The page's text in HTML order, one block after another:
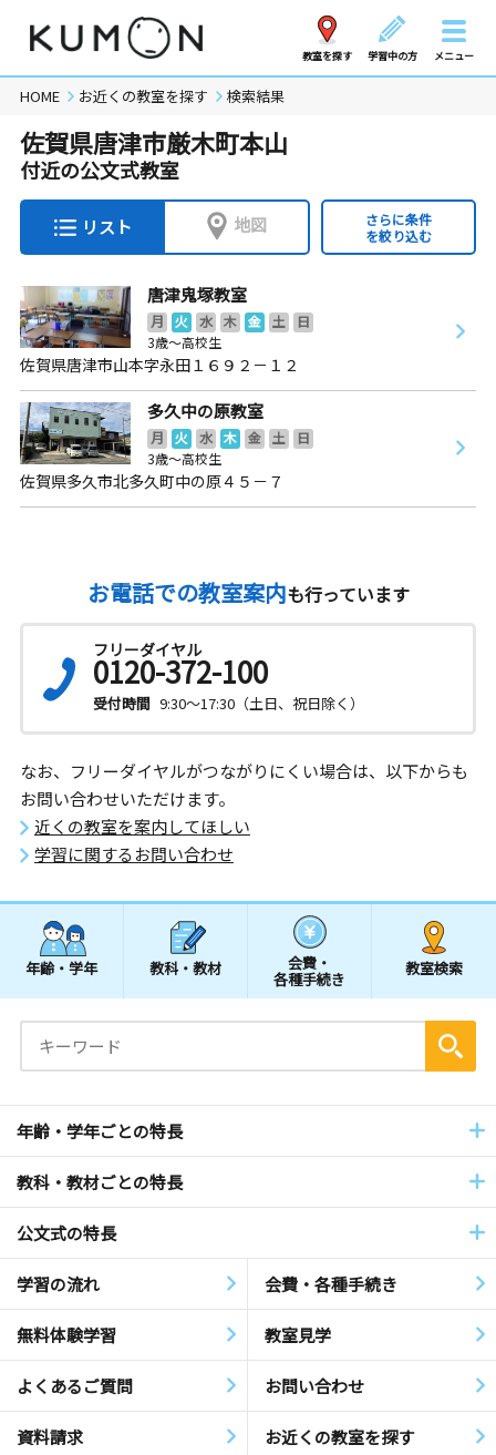
教室を探す 学習中の方 メニュー
HOME お近くの教室を探す 検索結果
佐賀県唐津市厳木町本山
付近の公文式教室
リスト 地図
さらに条件
を絞り込む
唐津鬼塚教室
月 火 水 木 金 土
日
3歳～高校生
佐賀県唐津市山本字永田１６９２－１２
多久中の原教室
月 火 水 木 金 土
日
3歳～高校生
佐賀県多久市北多久町中の原４５－７
お電話での教室案内も行っています
フリーダイヤル
0120-372-100
受付時間 9:30～17:30（土日、祝日除く）
なお、フリーダイヤルがつながりにくい場合は、以下からも
お問い合わせいただけます。
近くの教室を案内してほしい
学習に関するお問い合わせ
年齢・学年 教科・教材 会費・
各種手続き
教室検索
年齢・学年ごとの特長
教科・教材ごとの特長
公文式の特長
学習の流れ 会費・各種手続き
無料体験学習 教室見学
よくあるご質問 お問い合わせ
資料請求 お近くの教室を探す